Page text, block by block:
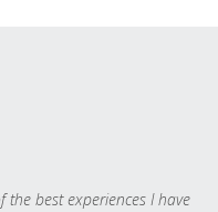
the best experiences I have